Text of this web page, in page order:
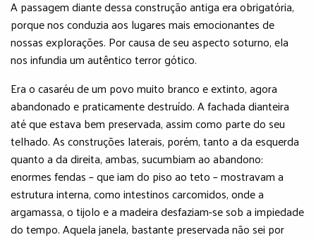
A passagem diante dessa construção antiga era obrigatória,
porque nos conduzia aos lugares mais emocionantes de
nossas explorações. Por causa de seu aspecto soturno, ela
nos infundia um autêntico terror gótico.
Era o casaréu de um povo muito branco e extinto, agora
abandonado e praticamente destruído. A fachada dianteira
até que estava bem preservada, assim como parte do seu
telhado. As construções laterais, porém, tanto a da esquerda
quanto a da direita, ambas, sucumbiam ao abandono:
enormes fendas – que iam do piso ao teto – mostravam a
estrutura interna, como intestinos carcomidos, onde a
argamassa, o tijolo e a madeira desfaziam-se sob a impiedade
do tempo. Aquela janela, bastante preservada não sei por